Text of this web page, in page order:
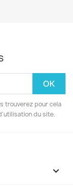
trouverez pour cela
du site.
